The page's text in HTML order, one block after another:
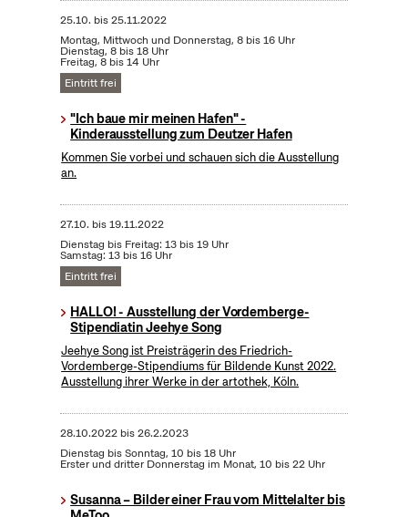
25.10. bis25.11.2022
Montag, Mittwoch und Donnerstag, 8 bis 16 Uhr
Dienstag, 8 bis 18 Uhr
Freitag, 8 bis 14 Uhr
Eintritt frei
"Ich baue mir meinen Hafen" -
Kinderausstellung zum Deutzer Hafen
Kommen Sie vorbei und schauen sich die Ausstellung
an.
27.10. bis19.11.2022
Dienstag bis Freitag: 13 bis 19 Uhr
Samstag: 13 bis 16 Uhr
Eintritt frei
HALLO! - Ausstellung der Vordemberge-
Stipendiatin Jeehye Song
Jeehye Song ist Preisträgerin des Friedrich-
Vordemberge-Stipendiums für Bildende Kunst 2022.
Ausstellung ihrer Werke in der artothek, Köln.
28.10.2022bis26.2.2023
Dienstag bis Sonntag, 10 bis 18 Uhr
Erster und dritter Donnerstag im Monat, 10 bis 22 Uhr
Susanna – Bilder einer Frau vom Mittelalter bis